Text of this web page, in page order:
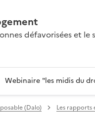
défavorisées et
Webinaire "les midis du
(Dalo) Les rapports